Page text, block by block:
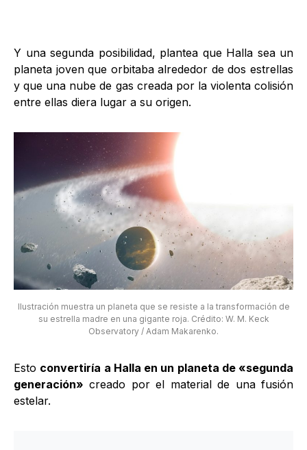
Y una segunda posibilidad, plantea que Halla sea un
planeta joven que orbitaba alrededor de dos estrellas
y que una nube de gas creada por la violenta colisión
entre ellas diera lugar a su origen.
Ilustración muestra un planeta que se resiste a la transformación de
su estrella madre en una gigante roja. Crédito: W. M. Keck
Observatory / Adam Makarenko.
Esto convertiría a Halla en un planeta de «segunda
generación» creado por el material de una fusión
estelar.